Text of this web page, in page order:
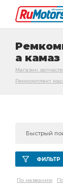
а камаз
Магазин
Ремкомплект
ФИЛЬТР
По названию